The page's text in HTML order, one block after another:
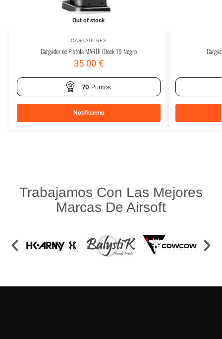
Out of stock
CARGADORES
Cargador de Pistola MARUI Glock 19 Negro
35.00€
70 Puntos
Notificarme
Trabajamos Con Las Mejores
Marcas De Airsoft